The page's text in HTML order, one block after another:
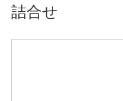
詰合せ